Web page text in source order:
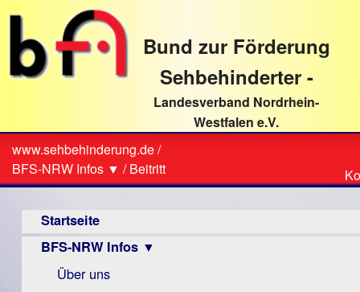
direkt
Textinhalt
Bund zur Förderung
Sehbehinderter -
Landesverband Nordrhein-
Westfalen e.V.
Sie
sind
hier
www.sehbehinderung.de/
BFS-NRW Infos ▼ /Beitritt
Startseite
BFS-NRW Infos ▼
Über uns